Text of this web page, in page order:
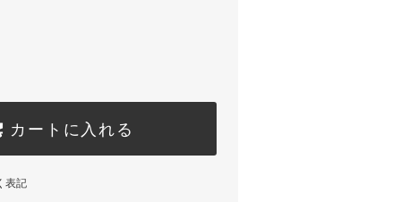
カートに入れる
表記